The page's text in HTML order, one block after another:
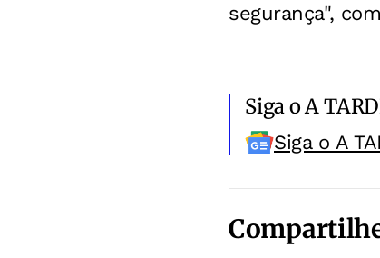
segurança",
Siga o A
Siga o A